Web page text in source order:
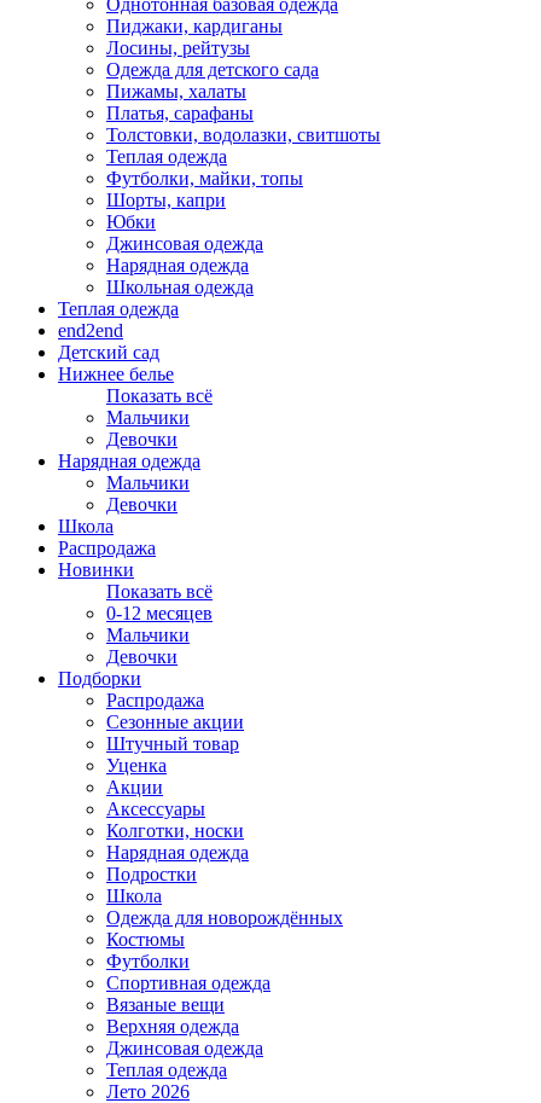
Однотонная базовая одежда
Пиджаки, кардиганы
Лосины, рейтузы
Одежда для детского сада
Пижамы, халаты
Платья, сарафаны
Толстовки, водолазки, свитшоты
Теплая одежда
Футболки, майки, топы
Шорты, капри
Юбки
Джинсовая одежда
Нарядная одежда
Школьная одежда
Теплая одежда
end2end
Детский сад
Нижнее белье
Показать всё
Мальчики
Девочки
Нарядная одежда
Мальчики
Девочки
Школа
Распродажа
Новинки
Показать всё
0-12 месяцев
Мальчики
Девочки
Подборки
Распродажа
Сезонные акции
Штучный товар
Уценка
Акции
Аксессуары
Колготки, носки
Нарядная одежда
Подростки
Школа
Одежда для новорождённых
Костюмы
Футболки
Спортивная одежда
Вязаные вещи
Верхняя одежда
Джинсовая одежда
Теплая одежда
Лето 2026